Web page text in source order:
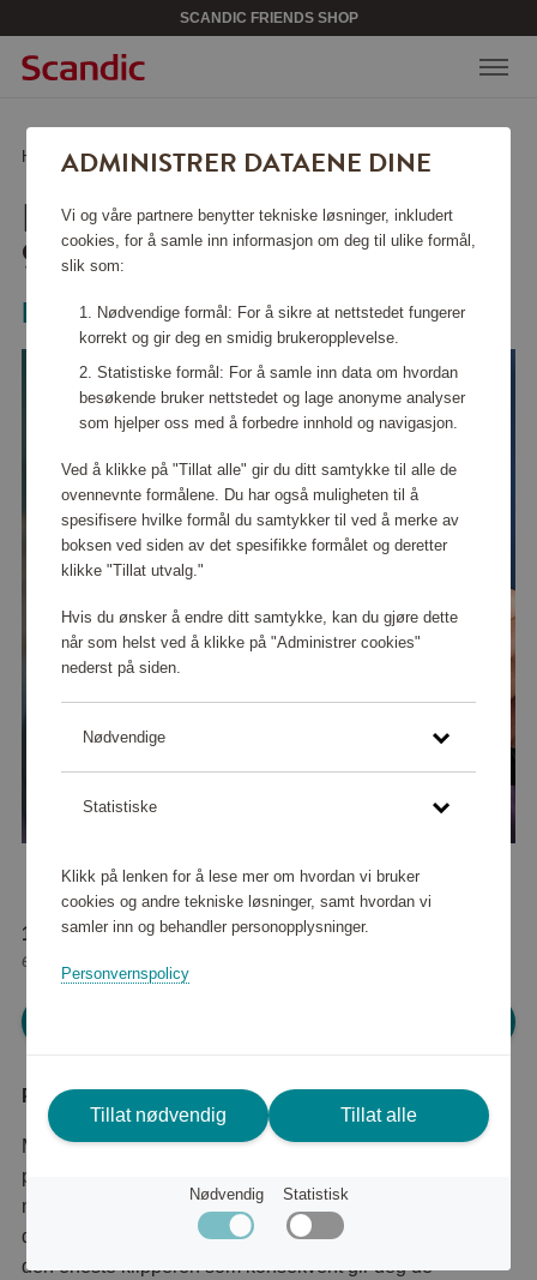
SCANDIC FRIENDS SHOP
Hjem /Hjemelektronikk/Personlig pleie/Hårklipper Series 9000
HÅRKLIPPER SERIES
9000
Philips
117 520 poeng
eller
Produktbeskrivelse
Med Hairclipper-serien 9000 får du total kontroll og
presisjon når du klipper med bare ett klikk. Bruk de
motoriserte kammene og en førsteklasses klippemaskin -
dette er det
den eneste klipperen som konsekvent gir deg de
ADMINISTRER DATAENE DINE
Vi og våre partnere benytter tekniske løsninger, inkludert
cookies, for å samle inn informasjon om deg til ulike formål,
slik som:
Nødvendige formål: For å sikre at nettstedet fungerer
korrekt og gir deg en smidig brukeropplevelse.
Statistiske formål: For å samle inn data om hvordan
besøkende bruker nettstedet og lage anonyme analyser
som hjelper oss med å forbedre innhold og navigasjon.
Ved å klikke på "Tillat alle" gir du ditt samtykke til alle de
ovennevnte formålene. Du har også muligheten til å
spesifisere hvilke formål du samtykker til ved å merke av
boksen ved siden av det spesifikke formålet og deretter
klikke "Tillat utvalg."
Hvis du ønsker å endre ditt samtykke, kan du gjøre dette
når som helst ved å klikke på "Administrer cookies"
nederst på siden.
Nødvendige
Statistiske
Klikk på lenken for å lese mer om hvordan vi bruker
cookies og andre tekniske løsninger, samt hvordan vi
samler inn og behandler personopplysninger.
Personvernspolicy
Tillat nødvendig Tillat alle
Nødvendig Statistisk